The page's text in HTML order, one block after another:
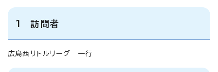
1 訪問者
広島西リトルリーグ 一行